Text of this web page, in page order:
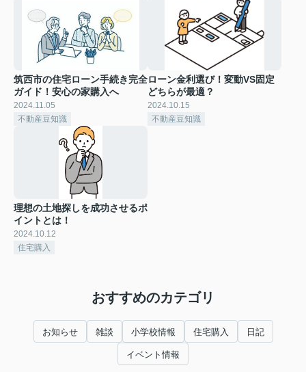
筑西市の住宅ローン手続き完全
ガイド！安心の家購入へ
2024.11.05
不動産豆知識
ローン金利選び！変動VS固定
どちらが最適？
2024.10.15
不動産豆知識
理想の土地探しを成功させるポ
イントとは！
2024.10.12
住宅購入
おすすめのカテゴリ
お知らせ 雑談 小学校情報 住宅購入 日記
イベント情報